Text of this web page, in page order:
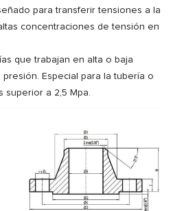
para transferir tensiones a la
concentraciones de tensión en
que trabajan en alta o baja
presión. Especial para la tubería o
superior a 2,5 Mpa.